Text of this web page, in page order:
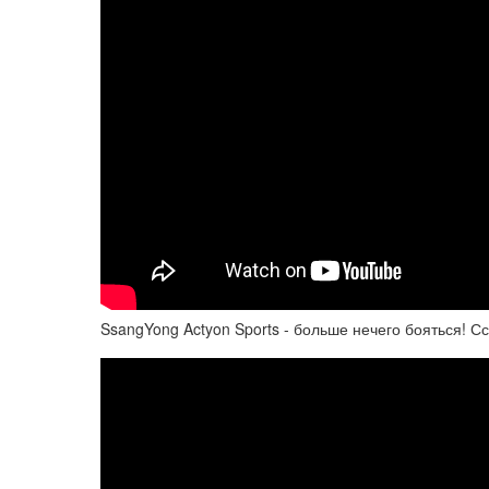
SsangYong Actyon Sports - больше нечего бояться!